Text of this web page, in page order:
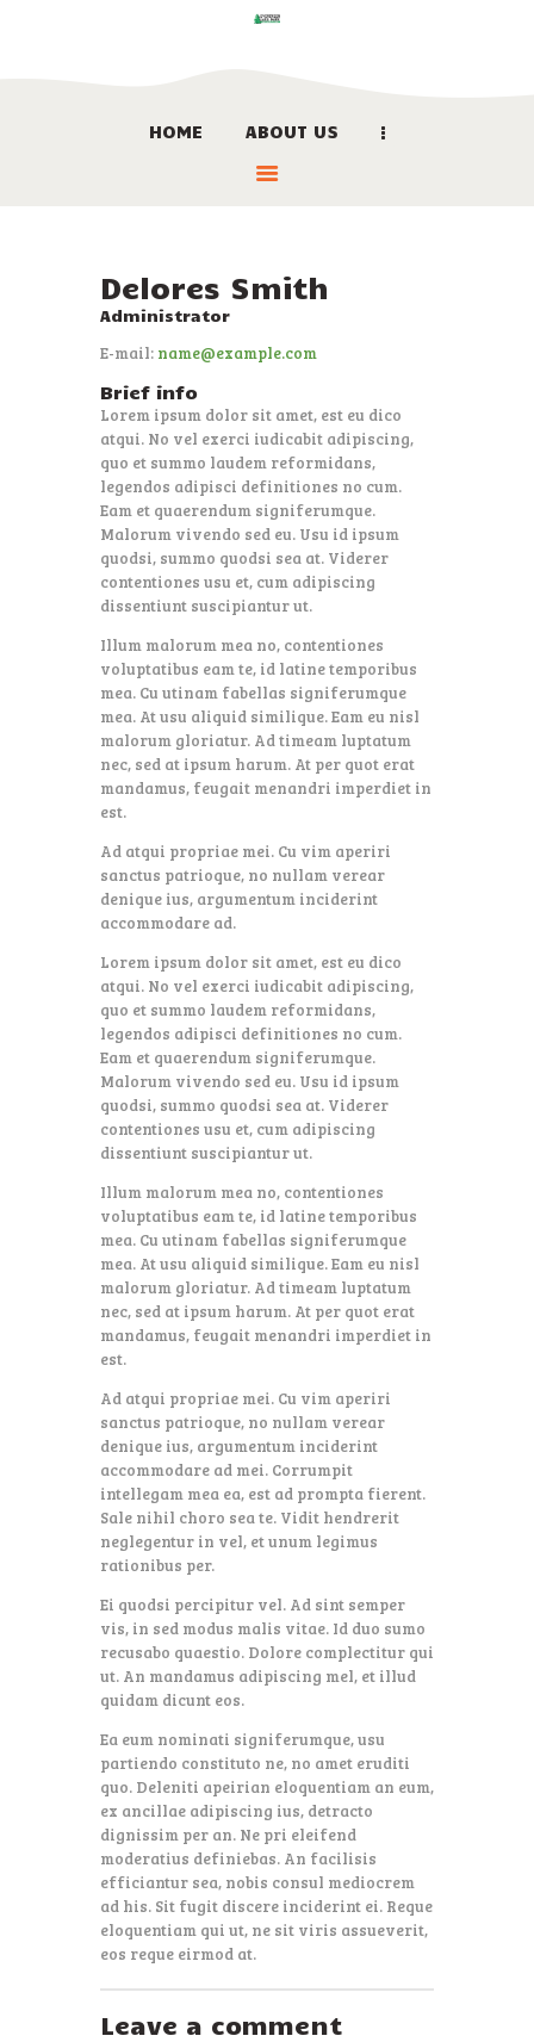
HOME ABOUT US
LINKS
CONTACT US
Delores Smith
Administrator
E-mail: name@example.com
Brief info
Lorem ipsum dolor sit amet, est eu dico
atqui. No vel exerci iudicabit adipiscing,
quo et summo laudem reformidans,
legendos adipisci definitiones no cum.
Eam et quaerendum signiferumque.
Malorum vivendo sed eu. Usu id ipsum
quodsi, summo quodsi sea at. Viderer
contentiones usu et, cum adipiscing
dissentiunt suscipiantur ut.
Illum malorum mea no, contentiones
voluptatibus eam te, id latine temporibus
mea. Cu utinam fabellas signiferumque
mea. At usu aliquid similique. Eam eu nisl
malorum gloriatur. Ad timeam luptatum
nec, sed at ipsum harum. At per quot erat
mandamus, feugait menandri imperdiet in
est.
Ad atqui propriae mei. Cu vim aperiri
sanctus patrioque, no nullam verear
denique ius, argumentum inciderint
accommodare ad.
Lorem ipsum dolor sit amet, est eu dico
atqui. No vel exerci iudicabit adipiscing,
quo et summo laudem reformidans,
legendos adipisci definitiones no cum.
Eam et quaerendum signiferumque.
Malorum vivendo sed eu. Usu id ipsum
quodsi, summo quodsi sea at. Viderer
contentiones usu et, cum adipiscing
dissentiunt suscipiantur ut.
Illum malorum mea no, contentiones
voluptatibus eam te, id latine temporibus
mea. Cu utinam fabellas signiferumque
mea. At usu aliquid similique. Eam eu nisl
malorum gloriatur. Ad timeam luptatum
nec, sed at ipsum harum. At per quot erat
mandamus, feugait menandri imperdiet in
est.
Ad atqui propriae mei. Cu vim aperiri
sanctus patrioque, no nullam verear
denique ius, argumentum inciderint
accommodare ad mei. Corrumpit
intellegam mea ea, est ad prompta fierent.
Sale nihil choro sea te. Vidit hendrerit
neglegentur in vel, et unum legimus
rationibus per.
Ei quodsi percipitur vel. Ad sint semper
vis, in sed modus malis vitae. Id duo sumo
recusabo quaestio. Dolore complectitur qui
ut. An mandamus adipiscing mel, et illud
quidam dicunt eos.
Ea eum nominati signiferumque, usu
partiendo constituto ne, no amet eruditi
quo. Deleniti apeirian eloquentiam an eum,
ex ancillae adipiscing ius, detracto
dignissim per an. Ne pri eleifend
moderatius definiebas. An facilisis
efficiantur sea, nobis consul mediocrem
ad his. Sit fugit discere inciderint ei. Reque
eloquentiam qui ut, ne sit viris assueverit,
eos reque eirmod at.
Leave a comment